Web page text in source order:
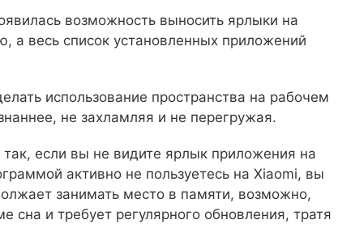
возможность выносить ярлыки на
а весь список установленных приложений
использование пространства на рабочем
не захламляя и не перегружая.
если вы не видите ярлык приложения на
активно не пользуетесь на Xiaomi, вы
занимать место в памяти, возможно,
сна и требует регулярного обновления, тратя